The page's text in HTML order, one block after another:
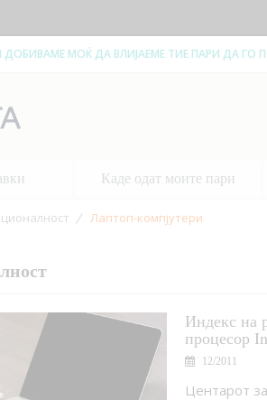
ДОБИВАМЕ МОЌ ДА ВЛИЈАЕМЕ ТИЕ ПАРИ ДА
Каде одат моите пари
Лаптоп-компјутери
Индекс на
процесор
12/2011
Центарот